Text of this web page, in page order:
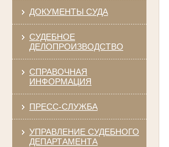
ДОКУМЕНТЫ СУДА
СУДЕБНОЕ
ДЕЛОПРОИЗВОДСТВО
СПРАВОЧНАЯ
ИНФОРМАЦИЯ
ПРЕСС-СЛУЖБА
УПРАВЛЕНИЕ СУДЕБНОГО
ДЕПАРТАМЕНТА